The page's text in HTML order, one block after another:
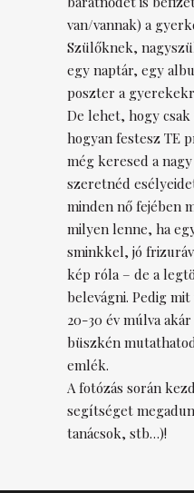
van/vannak) a
Szülőknek,
egy naptár, egy
poszter a
De lehet, hogy csak
hogyan festesz TE
még keresed a
szeretnéd
minden nő fejében
milyen lenne, ha
sminkkel, jó
kép róla – de a
belevágni. Pedig
20-30 év múlva
büszkén
emlék.
A fotózás során
segítséget
tanácsok, stb…)!